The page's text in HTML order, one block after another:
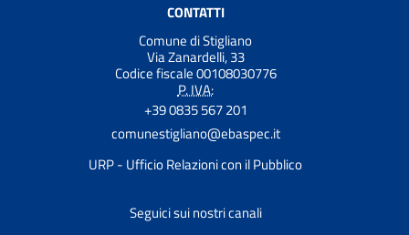
CONTATTI
Comune di Stigliano
Via Zanardelli, 33
Codice fiscale 00108030776
P. IVA:
+39 0835 567 201
comunestigliano@ebaspec.it
URP - Ufficio Relazioni con il Pubblico
Seguici sui nostri canali